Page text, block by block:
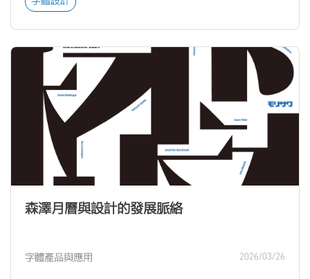
森澤月曆與設計的發展脈絡
字體產品與應用 2026/03/26